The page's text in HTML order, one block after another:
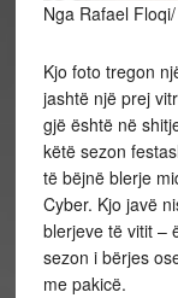
Nga Rafael Floqi/
Kjo foto tregon
jashtë një prej
gjë është në
këtë sezon
të bëjnë blerje
Cyber. Kjo javë
blerjeve të vitit –
sezon i bërjes
me pakicë.